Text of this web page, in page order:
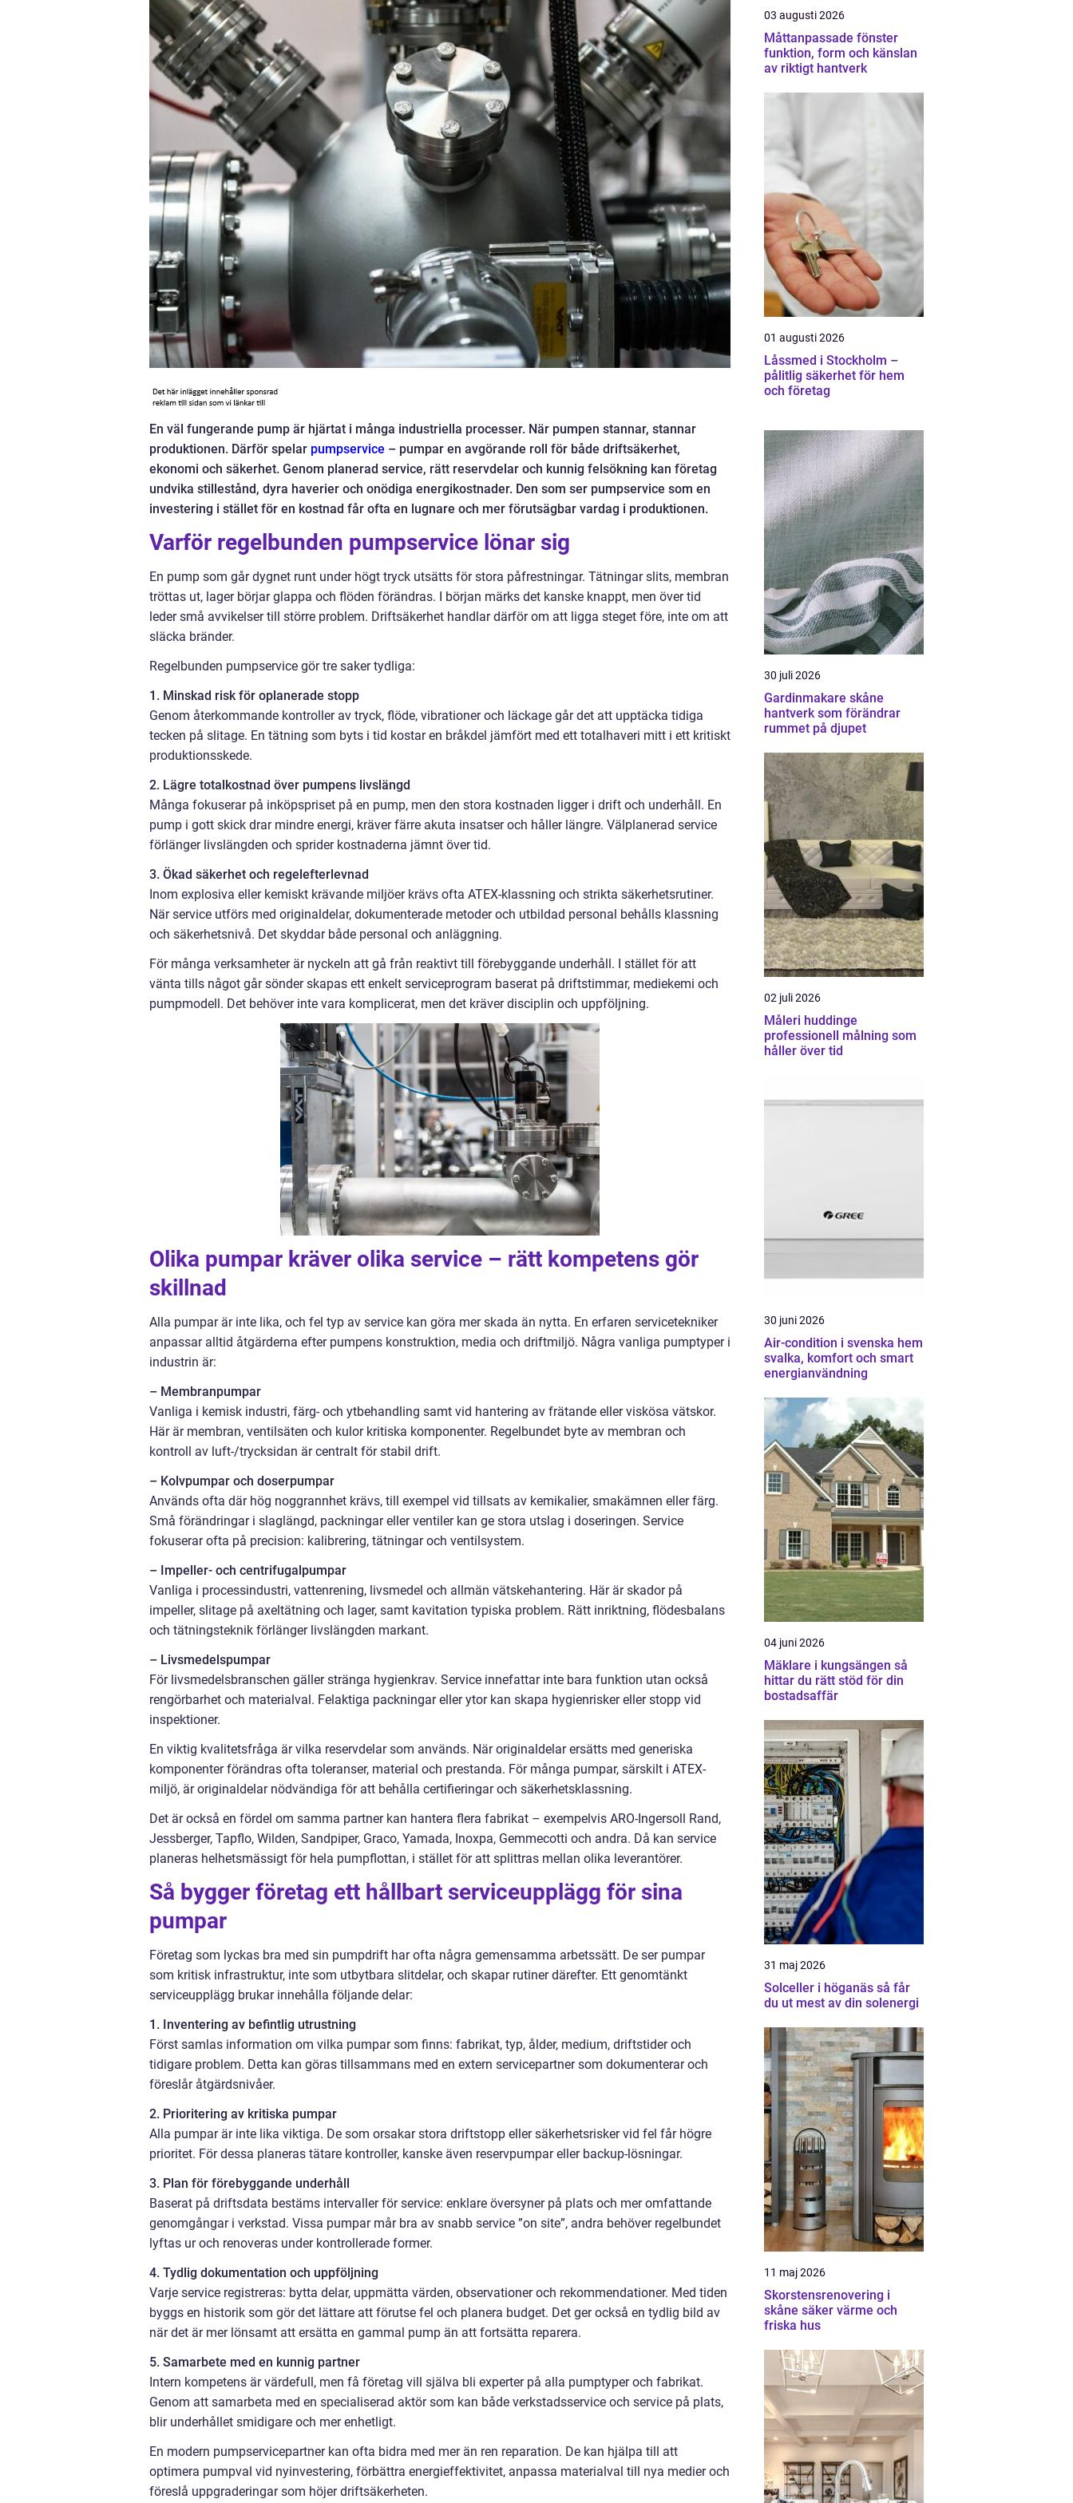
En väl fungerande pump är hjärtat i många industriella processer. När pumpen stannar, stannar
produktionen. Därför spelar pumpservice – pumpar en avgörande roll för både driftsäkerhet,
ekonomi och säkerhet. Genom planerad service, rätt reservdelar och kunnig felsökning kan företag
undvika stillestånd, dyra haverier och onödiga energikostnader. Den som ser pumpservice som en
investering i stället för en kostnad får ofta en lugnare och mer förutsägbar vardag i produktionen.
Varför regelbunden pumpservice lönar sig
En pump som går dygnet runt under högt tryck utsätts för stora påfrestningar. Tätningar slits, membran
tröttas ut, lager börjar glappa och flöden förändras. I början märks det kanske knappt, men över tid
leder små avvikelser till större problem. Driftsäkerhet handlar därför om att ligga steget före, inte om att
släcka bränder.
Regelbunden pumpservice gör tre saker tydliga:
1. Minskad risk för oplanerade stopp
Genom återkommande kontroller av tryck, flöde, vibrationer och läckage går det att upptäcka tidiga
tecken på slitage. En tätning som byts i tid kostar en bråkdel jämfört med ett totalhaveri mitt i ett kritiskt
produktionsskede.
2. Lägre totalkostnad över pumpens livslängd
Många fokuserar på inköpspriset på en pump, men den stora kostnaden ligger i drift och underhåll. En
pump i gott skick drar mindre energi, kräver färre akuta insatser och håller längre. Välplanerad service
förlänger livslängden och sprider kostnaderna jämnt över tid.
3. Ökad säkerhet och regelefterlevnad
Inom explosiva eller kemiskt krävande miljöer krävs ofta ATEX-klassning och strikta säkerhetsrutiner.
När service utförs med originaldelar, dokumenterade metoder och utbildad personal behålls klassning
och säkerhetsnivå. Det skyddar både personal och anläggning.
För många verksamheter är nyckeln att gå från reaktivt till förebyggande underhåll. I stället för att
vänta tills något går sönder skapas ett enkelt serviceprogram baserat på driftstimmar, mediekemi och
pumpmodell. Det behöver inte vara komplicerat, men det kräver disciplin och uppföljning.
Olika pumpar kräver olika service – rätt kompetens gör
skillnad
Alla pumpar är inte lika, och fel typ av service kan göra mer skada än nytta. En erfaren servicetekniker
anpassar alltid åtgärderna efter pumpens konstruktion, media och driftmiljö. Några vanliga pumptyper i
industrin är:
– Membranpumpar
Vanliga i kemisk industri, färg- och ytbehandling samt vid hantering av frätande eller viskösa vätskor.
Här är membran, ventilsäten och kulor kritiska komponenter. Regelbundet byte av membran och
kontroll av luft-/trycksidan är centralt för stabil drift.
– Kolvpumpar och doserpumpar
Används ofta där hög noggrannhet krävs, till exempel vid tillsats av kemikalier, smakämnen eller färg.
Små förändringar i slaglängd, packningar eller ventiler kan ge stora utslag i doseringen. Service
fokuserar ofta på precision: kalibrering, tätningar och ventilsystem.
– Impeller- och centrifugalpumpar
Vanliga i processindustri, vattenrening, livsmedel och allmän vätskehantering. Här är skador på
impeller, slitage på axeltätning och lager, samt kavitation typiska problem. Rätt inriktning, flödesbalans
och tätningsteknik förlänger livslängden markant.
– Livsmedelspumpar
För livsmedelsbranschen gäller stränga hygienkrav. Service innefattar inte bara funktion utan också
rengörbarhet och materialval. Felaktiga packningar eller ytor kan skapa hygienrisker eller stopp vid
inspektioner.
En viktig kvalitetsfråga är vilka reservdelar som används. När originaldelar ersätts med generiska
komponenter förändras ofta toleranser, material och prestanda. För många pumpar, särskilt i ATEX-
miljö, är originaldelar nödvändiga för att behålla certifieringar och säkerhetsklassning.
Det är också en fördel om samma partner kan hantera flera fabrikat – exempelvis ARO-Ingersoll Rand,
Jessberger, Tapflo, Wilden, Sandpiper, Graco, Yamada, Inoxpa, Gemmecotti och andra. Då kan service
planeras helhetsmässigt för hela pumpflottan, i stället för att splittras mellan olika leverantörer.
Så bygger företag ett hållbart serviceupplägg för sina
pumpar
Företag som lyckas bra med sin pumpdrift har ofta några gemensamma arbetssätt. De ser pumpar
som kritisk infrastruktur, inte som utbytbara slitdelar, och skapar rutiner därefter. Ett genomtänkt
serviceupplägg brukar innehålla följande delar:
1. Inventering av befintlig utrustning
Först samlas information om vilka pumpar som finns: fabrikat, typ, ålder, medium, driftstider och
tidigare problem. Detta kan göras tillsammans med en extern servicepartner som dokumenterar och
föreslår åtgärdsnivåer.
2. Prioritering av kritiska pumpar
Alla pumpar är inte lika viktiga. De som orsakar stora driftstopp eller säkerhetsrisker vid fel får högre
prioritet. För dessa planeras tätare kontroller, kanske även reservpumpar eller backup-lösningar.
3. Plan för förebyggande underhåll
Baserat på driftsdata bestäms intervaller för service: enklare översyner på plats och mer omfattande
genomgångar i verkstad. Vissa pumpar mår bra av snabb service ”on site”, andra behöver regelbundet
lyftas ur och renoveras under kontrollerade former.
4. Tydlig dokumentation och uppföljning
Varje service registreras: bytta delar, uppmätta värden, observationer och rekommendationer. Med tiden
byggs en historik som gör det lättare att förutse fel och planera budget. Det ger också en tydlig bild av
när det är mer lönsamt att ersätta en gammal pump än att fortsätta reparera.
5. Samarbete med en kunnig partner
Intern kompetens är värdefull, men få företag vill själva bli experter på alla pumptyper och fabrikat.
Genom att samarbeta med en specialiserad aktör som kan både verkstadsservice och service på plats,
blir underhållet smidigare och mer enhetligt.
En modern pumpservicepartner kan ofta bidra med mer än ren reparation. De kan hjälpa till att
optimera pumpval vid nyinvestering, förbättra energieffektivitet, anpassa materialval till nya medier och
föreslå uppgraderingar som höjer driftsäkerheten.
03 augusti 2026
Måttanpassade fönster
funktion, form och känslan
av riktigt hantverk
01 augusti 2026
Låssmed i Stockholm –
pålitlig säkerhet för hem
och företag
30 juli 2026
Gardinmakare skåne
hantverk som förändrar
rummet på djupet
02 juli 2026
Måleri huddinge
professionell målning som
håller över tid
30 juni 2026
Air-condition i svenska hem
svalka, komfort och smart
energianvändning
04 juni 2026
Mäklare i kungsängen så
hittar du rätt stöd för din
bostadsaffär
31 maj 2026
Solceller i höganäs så får
du ut mest av din solenergi
11 maj 2026
Skorstensrenovering i
skåne säker värme och
friska hus